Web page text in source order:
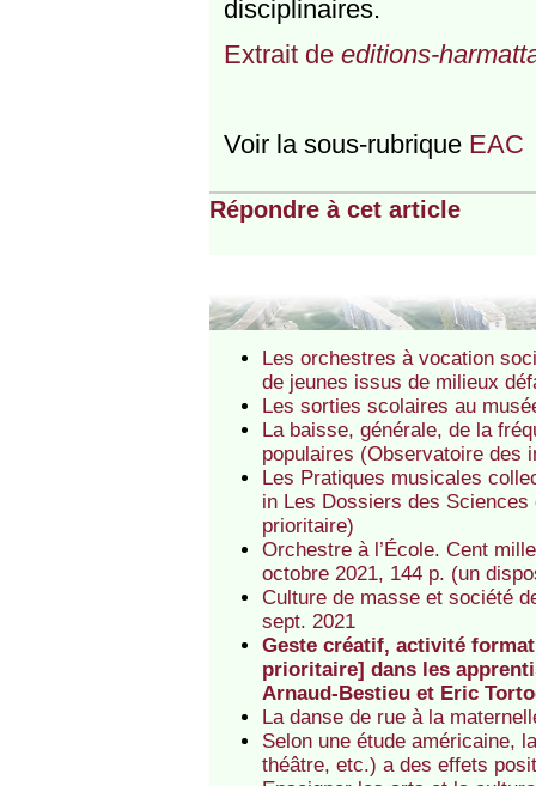
disciplinaires.
Extrait de editions-
Voir la sous-rubrique EAC
Répondre à cet article
Les orchestres à vocation
de jeunes issus de milieux
Les sorties scolaires au
La baisse, générale, de la
populaires (Observatoire des
Les Pratiques musicales
in Les Dossiers des Sciences
prioritaire)
Orchestre à l’École. Cent
octobre 2021, 144 p. (un
Culture de masse et société
sept. 2021
Geste créatif, activité
prioritaire] dans les
Arnaud-Bestieu et Eric
La danse de rue à la
Selon une étude américaine,
théâtre, etc.) a des effets